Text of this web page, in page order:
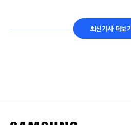
최신기사 더보기